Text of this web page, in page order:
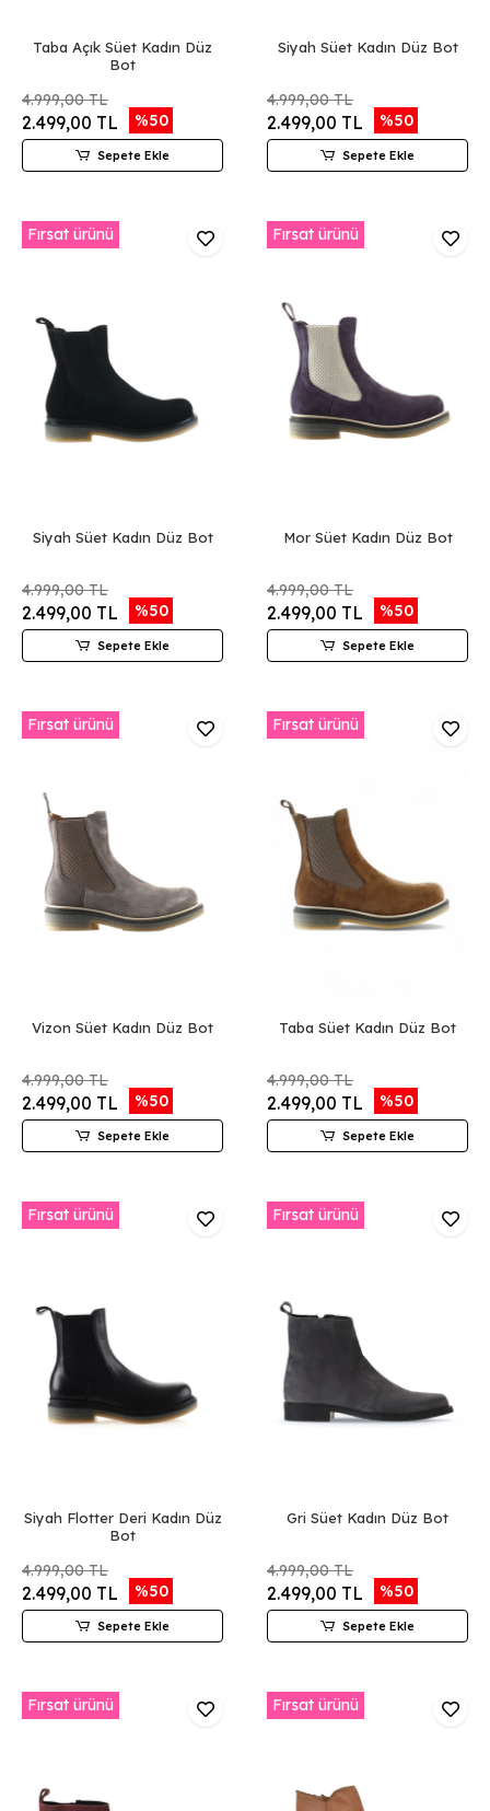
Taba Açık Süet Kadın Düz
Bot
4.999,00 TL
2.499,00 TL %50
Sepete Ekle
Siyah Süet Kadın Düz Bot
4.999,00 TL
2.499,00 TL %50
Sepete Ekle
Fırsat ürünü
Siyah Süet Kadın Düz Bot
4.999,00 TL
2.499,00 TL %50
Sepete Ekle
Fırsat ürünü
Mor Süet Kadın Düz Bot
4.999,00 TL
2.499,00 TL %50
Sepete Ekle
Fırsat ürünü
Vizon Süet Kadın Düz Bot
4.999,00 TL
2.499,00 TL %50
Sepete Ekle
Fırsat ürünü
Taba Süet Kadın Düz Bot
4.999,00 TL
2.499,00 TL %50
Sepete Ekle
Fırsat ürünü
Siyah Flotter Deri Kadın Düz
Bot
4.999,00 TL
2.499,00 TL %50
Sepete Ekle
Fırsat ürünü
Gri Süet Kadın Düz Bot
4.999,00 TL
2.499,00 TL %50
Sepete Ekle
Fırsat ürünü Fırsat ürünü